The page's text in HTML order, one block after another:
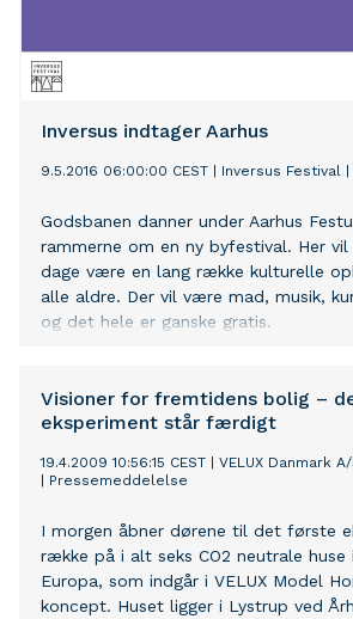
Inversus indtager Aarhus
9.5.2016 06:00:00 CEST Inversus Festival
Godsbanen danner under Aarhus
rammerne om en ny byfestival. Her vil
dage være en lang række kulturelle
alle aldre. Der vil være mad, musik,
og det hele er ganske gratis.
Visioner for fremtidens bolig –
eksperiment står færdigt
19.4.2009 10:56:15 CEST
VELUX Danmark A/
Pressemeddelelse
I morgen åbner dørene til det første
række på i alt seks CO2 neutrale
Europa, som indgår i VELUX Model
koncept. Huset ligger i Lystrup ved